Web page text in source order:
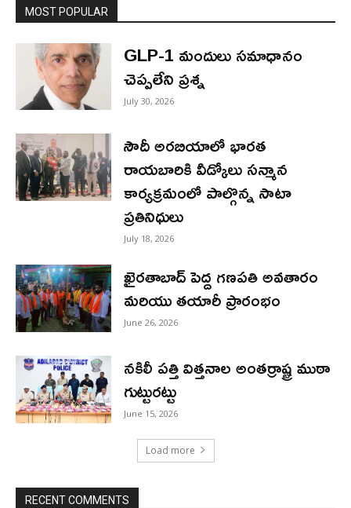
MOST POPULAR
GLP-1 మందులు సమాధానం
చెప్పలేని ప్రశ్న
July 30, 2026
సౌదీ అరబియాలో భారత
రాయబారికి వీడ్కోలు సన్మాన
కార్యక్రమంలో పాల్గొన్న సాటా
ప్రతినిధులు
July 18, 2026
ఖైరతాబాద్ పెద్ద గణపతి అవతారం
మరియు తయారీ ప్రారంభం
June 26, 2026
నకిలీ పత్తి విత్తనాల అంతర్రాష్ట్ర ముఠా
గుట్టురట్టు
June 15, 2026
Load more
RECENT COMMENTS